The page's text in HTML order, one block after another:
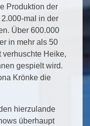
Produktion der
mal in der
Über 600.000
in mehr als 50
Heike,
gespielt wird.
Krönke die
hierzulande
überhaupt